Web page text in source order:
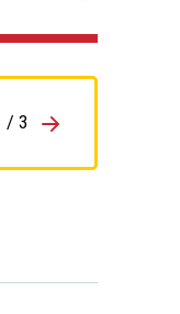
/ 3
Przejdź do